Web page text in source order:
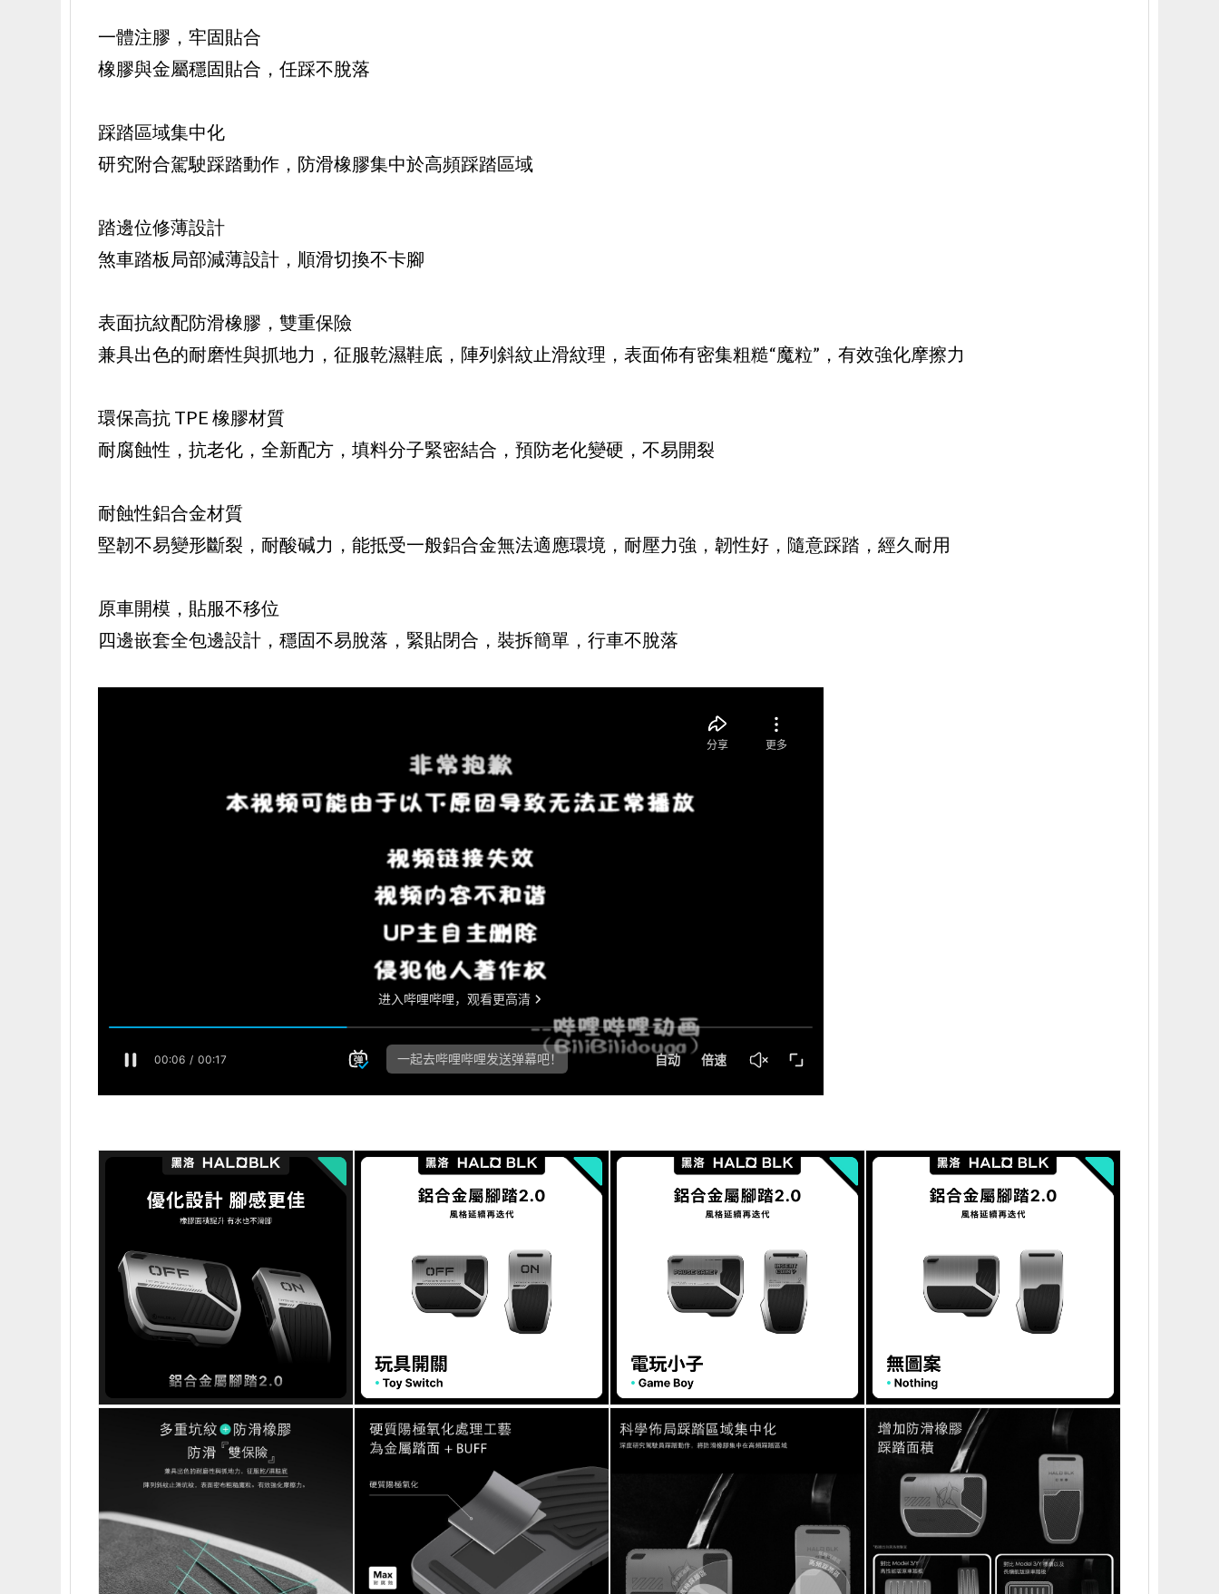
一體注膠，牢固貼合
橡膠與金屬穩固貼合，任踩不脫落
踩踏區域集中化
研究附合駕駛踩踏動作，防滑橡膠集中於高頻踩踏區域
踏邊位修薄設計
煞車踏板局部減薄設計，順滑切換不卡腳
表面抗紋配防滑橡膠，雙重保險
兼具出色的耐磨性與抓地力，征服乾濕鞋底，陣列斜紋止滑紋理，表面佈有密集粗糙“魔粒”，有效強化摩擦力
環保高抗 TPE 橡膠材質
耐腐蝕性，抗老化，全新配方，填料分子緊密結合，預防老化變硬，不易開裂
耐蝕性鋁合金材質
堅韌不易變形斷裂，耐酸碱力，能抵受一般鋁合金無法適應環境，耐壓力強，韌性好，隨意踩踏，經久耐用
原車開模，貼服不移位
四邊嵌套全包邊設計，穩固不易脫落，緊貼閉合，裝拆簡單，行車不脫落